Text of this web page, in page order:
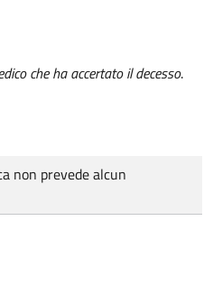
che ha accertato il decesso.
non prevede alcun